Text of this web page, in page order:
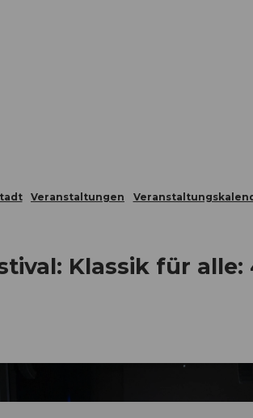
Veranstaltungen
Klassik für alle: